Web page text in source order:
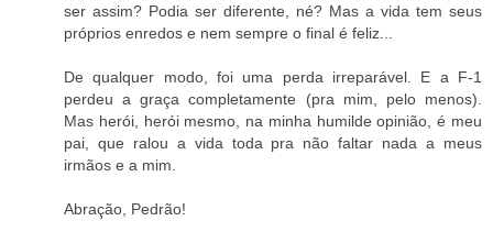
ser assim? Podia ser diferente, né? Mas a vida tem seus
próprios enredos e nem sempre o final é feliz...
De qualquer modo, foi uma perda irreparável. E a F-1
perdeu a graça completamente (pra mim, pelo menos).
Mas herói, herói mesmo, na minha humilde opinião, é meu
pai, que ralou a vida toda pra não faltar nada a meus
irmãos e a mim.
Abração, Pedrão!